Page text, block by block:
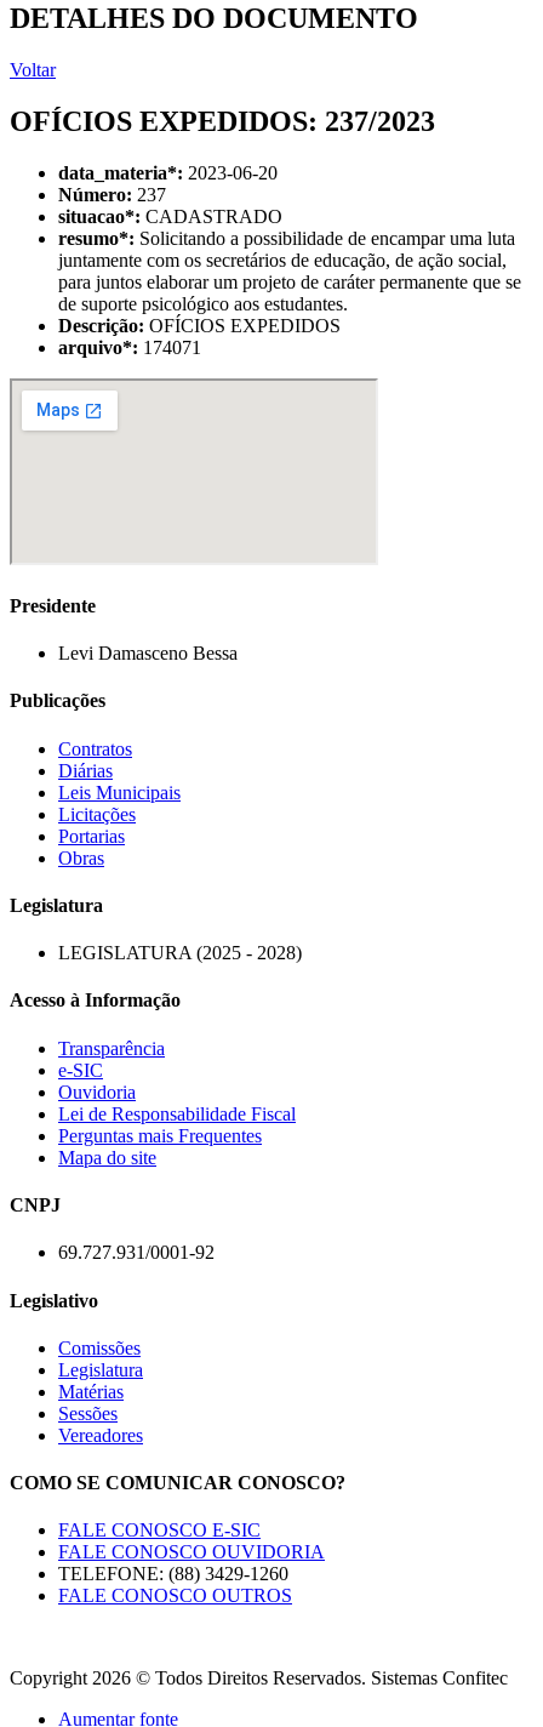
DETALHES DO DOCUMENTO
Voltar
OFÍCIOS EXPEDIDOS: 237/2023
data_materia*: 2023-06-20
Número: 237
situacao*: CADASTRADO
resumo*: Solicitando a possibilidade de encampar uma luta
juntamente com os secretários de educação, de ação social,
para juntos elaborar um projeto de caráter permanente que se
de suporte psicológico aos estudantes.
Descrição: OFÍCIOS EXPEDIDOS
arquivo*: 174071
Presidente
Levi Damasceno Bessa
Publicações
Contratos
Diárias
Leis Municipais
Licitações
Portarias
Obras
Legislatura
LEGISLATURA (2025 - 2028)
Acesso à Informação
Transparência
e-SIC
Ouvidoria
Lei de Responsabilidade Fiscal
Perguntas mais Frequentes
Mapa do site
CNPJ
69.727.931/0001-92
Legislativo
Comissões
Legislatura
Matérias
Sessões
Vereadores
COMO SE COMUNICAR CONOSCO?
FALE CONOSCO E-SIC
FALE CONOSCO OUVIDORIA
TELEFONE: (88) 3429-1260
FALE CONOSCO OUTROS
Copyright 2026 © Todos Direitos Reservados. Sistemas Confitec
Aumentar fonte